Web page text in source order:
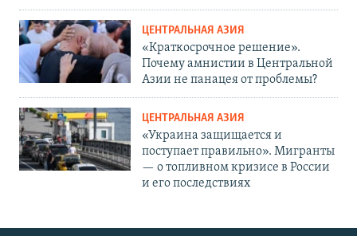
ЦЕНТРАЛЬНАЯ АЗИЯ
«Краткосрочное решение».
Почему амнистии в Центральной
Азии не панацея от проблемы?
ЦЕНТРАЛЬНАЯ АЗИЯ
«Украина защищается и
поступает правильно». Мигранты
— о топливном кризисе в России
и его последствиях